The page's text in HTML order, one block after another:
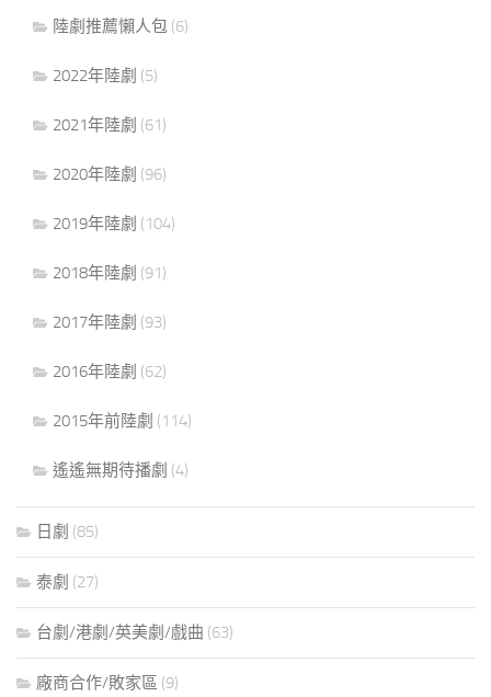
陸劇推薦懶人包 (6)
2022年陸劇 (5)
2021年陸劇 (61)
2020年陸劇 (96)
2019年陸劇 (104)
2018年陸劇 (91)
2017年陸劇 (93)
2016年陸劇 (62)
2015年前陸劇 (114)
遙遙無期待播劇 (4)
日劇 (85)
泰劇 (27)
台劇/港劇/英美劇/戲曲 (63)
廠商合作/敗家區 (9)